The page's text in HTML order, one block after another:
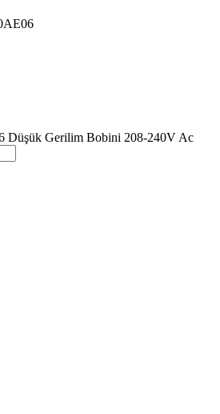
Düşük Gerilim Bobini 208-240V Ac